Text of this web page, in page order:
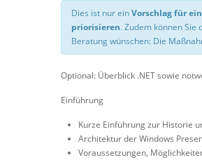
Dies ist nur einVorschlag für
priorisieren. Zudem können
Beratung wünschen: Die
Optional: Überblick .NET sowie
Einführung
Kurze Einführung zur Historie
Architektur der Windows
Voraussetzungen,